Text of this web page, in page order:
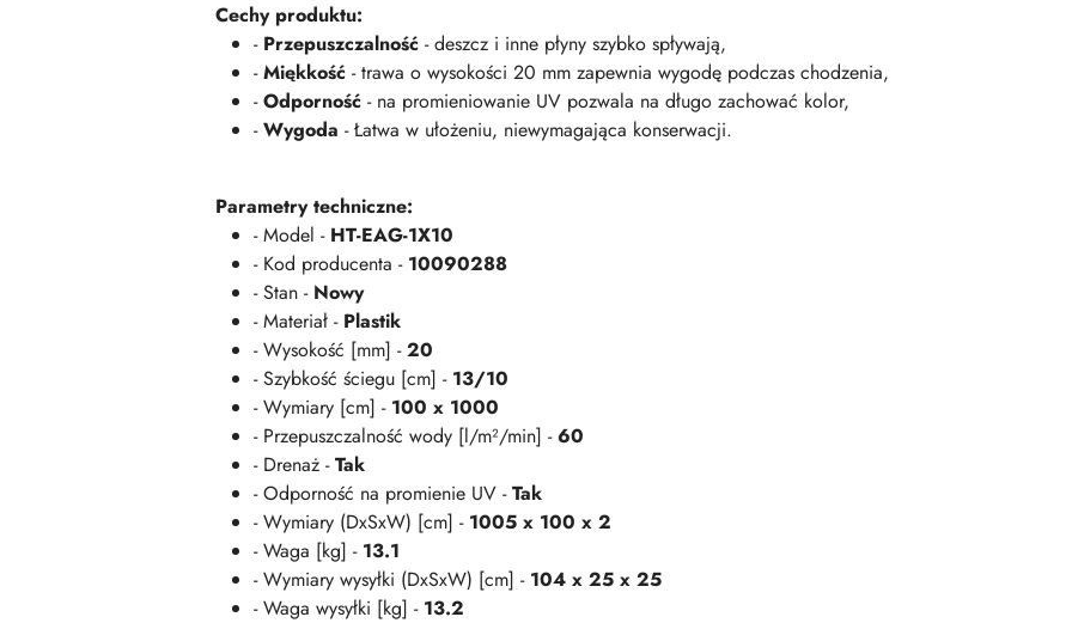
Cechy produktu:
- Przepuszczalność - deszcz i inne płyny szybko spływają,
-Miękkość - trawa o wysokości 20 mm zapewnia wygodę podczas chodzenia,
-Odporność - na promieniowanie UV pozwala na długo zachować kolor,
-Wygoda - Łatwa w ułożeniu, niewymagająca konserwacji.
Parametry techniczne:
- Model - HT-EAG-1X10
- Kod producenta - 10090288
- Stan - Nowy
- Materiał - Plastik
- Wysokość [mm] -20
- Szybkość ściegu [cm] - 13/10
- Wymiary [cm] - 100 x 1000
- Przepuszczalność wody [l/m²/min] -60
- Drenaż -Tak
- Odporność na promienie UV -Tak
- Wymiary (DxSxW) [cm] - 1005 x 100 x 2
- Waga [kg] - 13.1
- Wymiary wysyłki (DxSxW) [cm] - 104 x 25 x 25
- Waga wysyłki [kg] - 13.2